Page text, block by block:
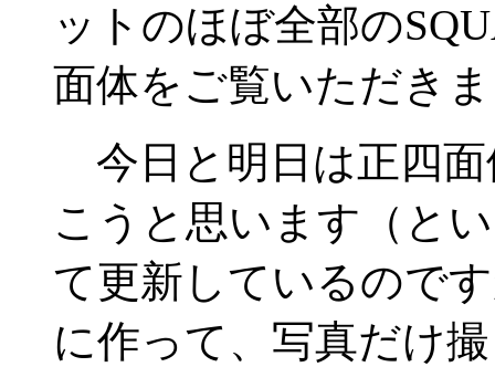
ットのほぼ全部の
面体をご覧いただき
今日と明日は正四
こうと思います（と
て更新しているので
に作って、写真だけ